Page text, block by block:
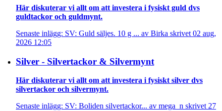
Här diskuterar vi allt om att investera i fysiskt guld dvs
guldtackor och guldmynt.
Senaste inlägg: SV: Guld säljes. 10 g ... av Birka skrivet 02 aug,
2026 12:05
Silver - Silvertackor & Silvermynt
Här diskuterar vi allt om att investera i fysiskt silver dvs
silvertackor och silvermynt.
Senaste inlägg: SV: Boliden silvertackor... av mega_n skrivet 27